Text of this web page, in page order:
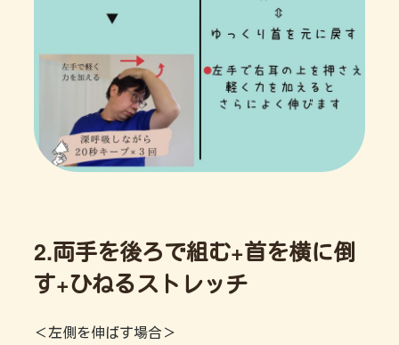
2.両手を後ろで組む+首を横に倒
す+ひねるストレッチ
＜左側を伸ばす場合＞